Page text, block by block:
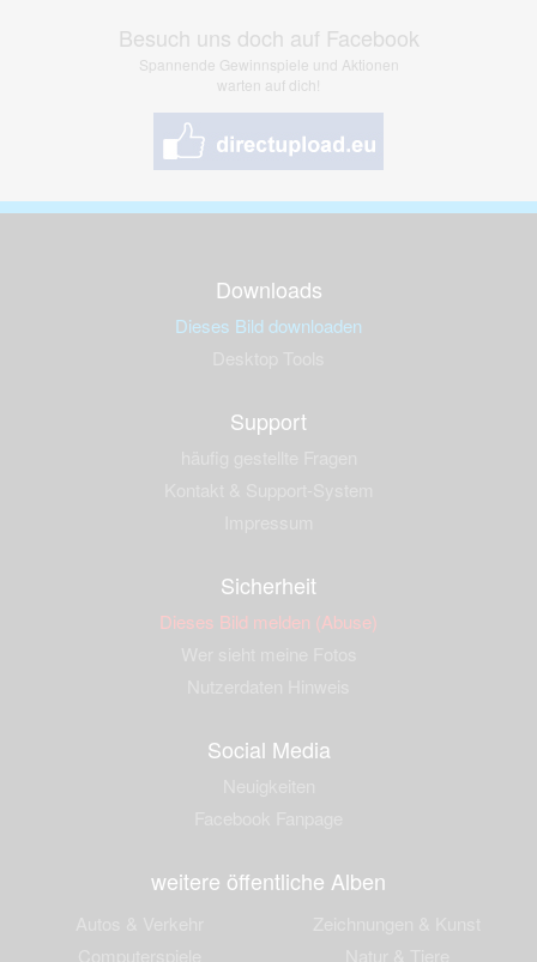
Besuch uns doch auf Facebook
Spannende Gewinnspiele und Aktionen
warten auf dich!
Downloads
Dieses Bild downloaden
Support
Sicherheit
Dieses Bild melden (Abuse)
Social Media
weitere öffentliche Alben